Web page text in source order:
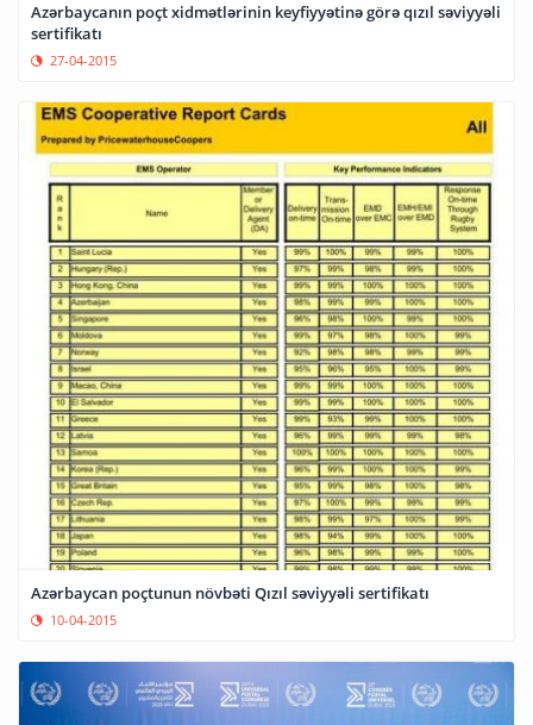
Azərbaycanın poçt xidmətlərinin keyfiyyətinə görə qızıl səviyyəli
sertifikatı
27-04-2015
Azərbaycan poçtunun növbəti Qızıl səviyyəli sertifikatı
10-04-2015